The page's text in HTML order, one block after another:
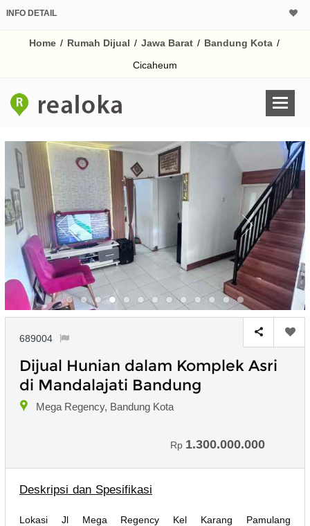
INFO DETAIL
Home / Rumah Dijual / Jawa Barat / Bandung Kota /
Cicaheum
689004
Dijual Hunian dalam Komplek Asri
di Mandalajati Bandung
Mega Regency, Bandung Kota
Rp 1.300.000.000
Deskripsi dan Spesifikasi
Lokasi Jl Mega Regency Kel Karang Pamulang
Harga Rp
% /th
Untuk hasil simulasi
pada kotak-
Simpan